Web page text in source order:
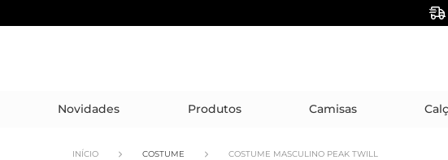
Novidades Produtos Camisas
INÍCIO COSTUME COSTUME MASCULINO PEAK TWILL